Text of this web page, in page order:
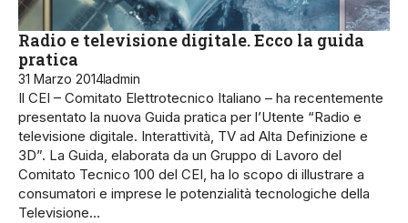
Radio e televisione digitale. Ecco la guida
pratica
31 Marzo 2014admin
Il CEI – Comitato Elettrotecnico Italiano – ha recentemente
presentato la nuova Guida pratica per l’Utente “Radio e
televisione digitale. Interattività, TV ad Alta Definizione e
3D”. La Guida, elaborata da un Gruppo di Lavoro del
Comitato Tecnico 100 del CEI, ha lo scopo di illustrare a
consumatori e imprese le potenzialità tecnologiche della
Televisione…